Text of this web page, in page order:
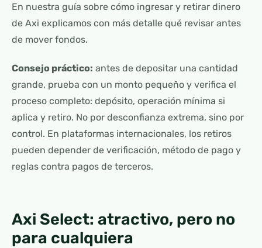
En nuestra guía sobre cómo ingresar y retirar dinero
de Axi explicamos con más detalle qué revisar antes
de mover fondos.
Consejo práctico: antes de depositar una cantidad
grande, prueba con un monto pequeño y verifica el
proceso completo: depósito, operación mínima si
aplica y retiro. No por desconfianza extrema, sino por
control. En plataformas internacionales, los retiros
pueden depender de verificación, método de pago y
reglas contra pagos de terceros.
Axi Select: atractivo, pero no
para cualquiera